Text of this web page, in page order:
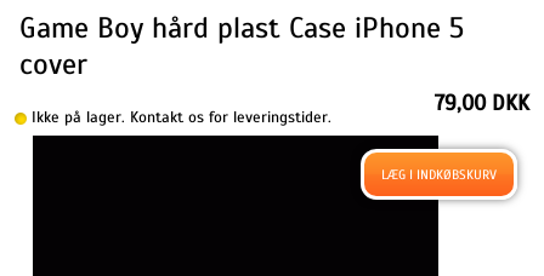
Game Boy hård plast Case iPhone 5
cover
Ikke på lager. Kontakt os for leveringstider.
79,00 DKK